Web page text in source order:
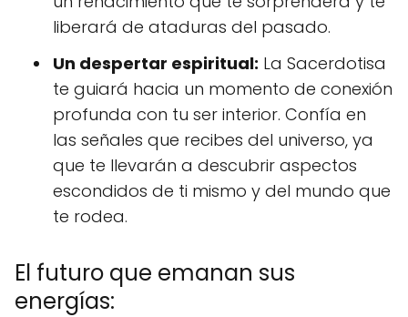
liberará de ataduras del pasado.
Un despertar espiritual: La Sacerdotisa
te guiará hacia un momento de conexión
profunda con tu ser interior. Confía en
las señales que recibes del universo, ya
que te llevarán a descubrir aspectos
escondidos de ti mismo y del mundo que
te rodea.
El futuro que emanan sus
energías: